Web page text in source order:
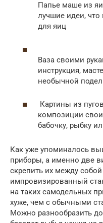
Папье маше из
лучшие идеи,
для яиц
Ваза своими
инструкция,
необычной
Картины из
композиции
бабочку, рыбку
Как уже упоминалось
приборы, а именно две
скрепить их между
импровизированный
на таких самодельных
хуже, чем с обычными
Можно разнообразить